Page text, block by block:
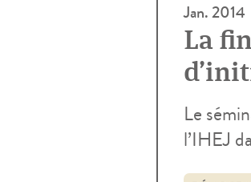
Jan. 2014
La
Le
l’IHEJ